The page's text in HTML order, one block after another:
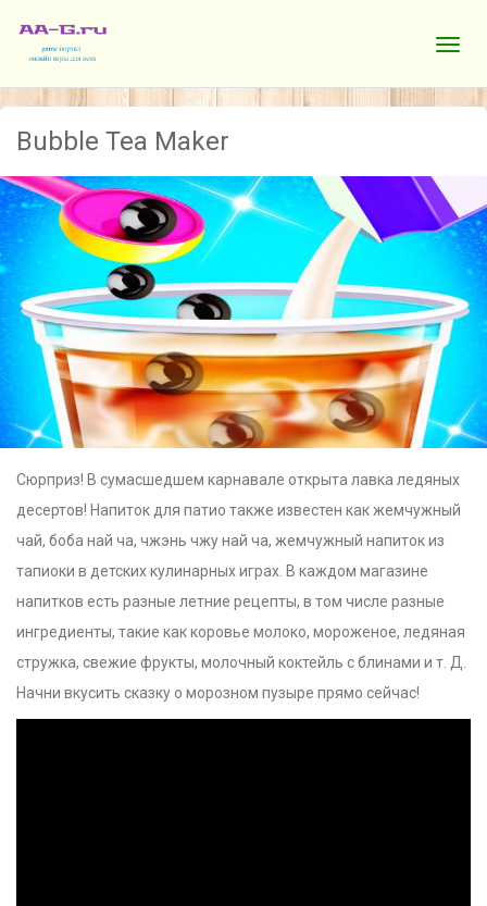
Bubble Tea Maker
Сюрприз! В сумасшедшем карнавале открыта лавка ледяных
десертов! Напиток для патио также известен как жемчужный
чай, боба най ча, чжэнь чжу най ча, жемчужный напиток из
тапиоки в детских кулинарных играх. В каждом магазине
напитков есть разные летние рецепты, в том числе разные
ингредиенты, такие как коровье молоко, мороженое, ледяная
стружка, свежие фрукты, молочный коктейль с блинами и т. Д.
Начни вкусить сказку о морозном пузыре прямо сейчас!